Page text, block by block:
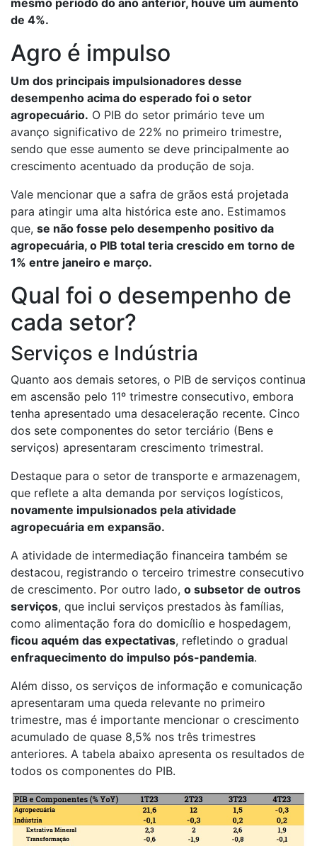
de 4%.
Agro é impulso
Um dos principais impulsionadores desse
desempenho acima do esperado foi o setor
agropecuário. O PIB do setor primário teve um
avanço significativo de 22% no primeiro trimestre,
sendo que esse aumento se deve principalmente ao
crescimento acentuado da produção de soja.
Vale mencionar que a safra de grãos está projetada
para atingir uma alta histórica este ano. Estimamos
que, se não fosse pelo desempenho positivo da
agropecuária, o PIB total teria crescido em torno de
1% entre janeiro e março.
Qual foi o desempenho de
cada setor?
Serviços e Indústria
Quanto aos demais setores, o PIB de serviços continua
em ascensão pelo 11º trimestre consecutivo, embora
tenha apresentado uma desaceleração recente. Cinco
dos sete componentes do setor terciário (Bens e
serviços) apresentaram crescimento trimestral.
Destaque para o setor de transporte e armazenagem,
que reflete a alta demanda por serviços logísticos,
novamente impulsionados pela atividade
agropecuária em expansão.
A atividade de intermediação financeira também se
destacou, registrando o terceiro trimestre consecutivo
de crescimento. Por outro lado, o subsetor de outros
serviços, que inclui serviços prestados às famílias,
como alimentação fora do domicílio e hospedagem,
ficou aquém das expectativas, refletindo o gradual
enfraquecimento do impulso pós-pandemia.
Além disso, os serviços de informação e comunicação
apresentaram uma queda relevante no primeiro
trimestre, mas é importante mencionar o crescimento
acumulado de quase 8,5% nos três trimestres
anteriores. A tabela abaixo apresenta os resultados de
todos os componentes do PIB.